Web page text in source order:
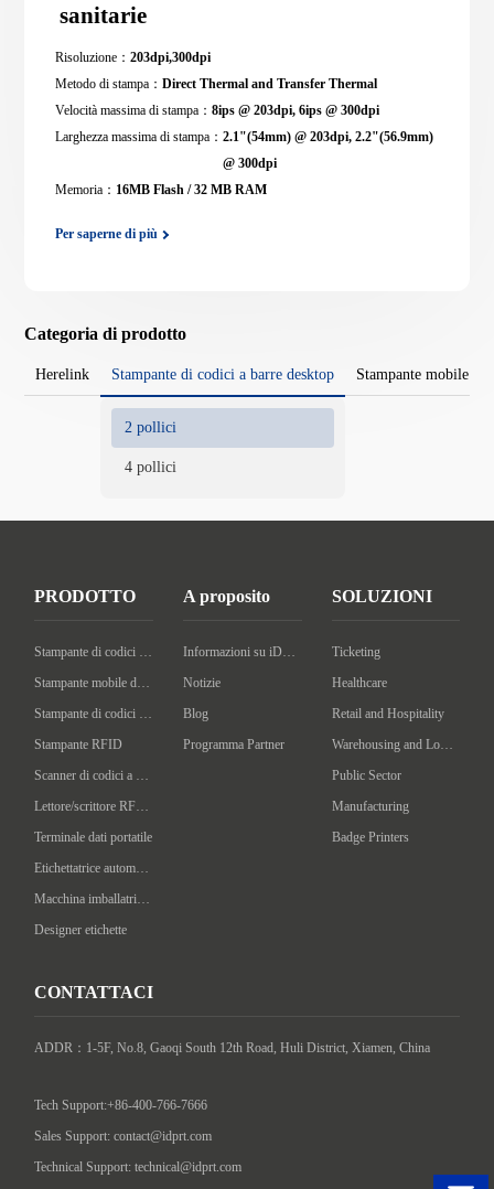
Categoria di prodotto
Herelink Stampante di codici a barre desktop
2 pollici
4 pollici
Stampante mobile di
sanitarie
Risoluzione：203dpi,300dpi
Metodo di stampa：Direct Thermal and Transfer Thermal
Velocità massima di stampa：8ips @ 203dpi, 6ips @ 300dpi
Larghezza massima di stampa：2.1"(54mm) @ 203dpi, 2.2"(56.9mm)
@ 300dpi
Memoria： 16MB Flash / 32 MB RAM
Per saperne di più
PRODOTTO
Stampante di codici a barre desktop
Stampante mobile di codici a barre
Stampante di codici a barre industriale
Stampante RFID
Scanner di codici a barre portatile
Lettore/scrittore RFID portatile
Terminale dati portatile
Etichettatrice automatica
Macchina imballatrice intelligente
Designer etichette
A proposito
Informazioni su iDPRT
Notizie
Blog
Programma Partner
SOLUZIONI
Ticketing
Healthcare
Retail and Hospitality
Warehousing and Logistics
Public Sector
Manufacturing
Badge Printers
CONTATTACI
ADDR：1-5F, No.8, Gaoqi South 12th Road, Huli District, Xiamen, China
Tech Support:+86-400-766-7666
Sales Support: contact@idprt.com
Technical Support: technical@idprt.com